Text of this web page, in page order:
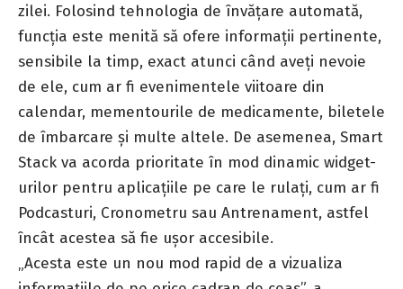
zilei. Folosind tehnologia de învățare automată,
funcția este menită să ofere informații pertinente,
sensibile la timp, exact atunci când aveți nevoie
de ele, cum ar fi evenimentele viitoare din
calendar, mementourile de medicamente, biletele
de îmbarcare și multe altele. De asemenea, Smart
Stack va acorda prioritate în mod dinamic widget-
urilor pentru aplicațiile pe care le rulați, cum ar fi
Podcasturi, Cronometru sau Antrenament, astfel
încât acestea să fie ușor accesibile.
„Acesta este un nou mod rapid de a vizualiza